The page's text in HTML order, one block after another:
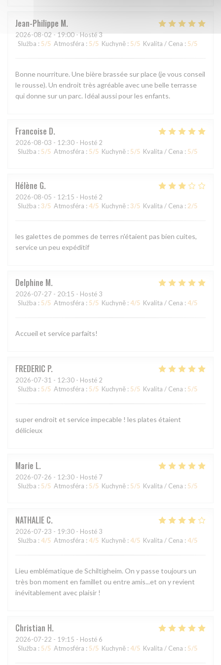
Jean-Philippe M
2026-08-02 - 19:00 - Hosté 3
Služba : 5/5 Atmosféra : 5/5 Kuchyně : 5/5 Kvalita / Cena : 5/5
Bonne nourriture. Une bière brassée sur place (je vous conseil
le rousse). Un endroit très agréable avec une belle terrasse
qui donne sur un parc. Idéal aussi pour les enfants.
Francoise D
2026-08-03 - 12:30 - Hosté 2
Služba : 5/5 Atmosféra : 5/5 Kuchyně : 5/5 Kvalita / Cena : 5/5
Hélène G
2026-08-05 - 12:15 - Hosté 2
Služba : 3/5 Atmosféra : 4/5 Kuchyně : 3/5 Kvalita / Cena : 2/5
les galettes de pommes de terres n'étaient pas bien cuites,
service un peu expéditif
Delphine M
2026-07-27 - 20:15 - Hosté 3
Služba : 5/5 Atmosféra : 5/5 Kuchyně : 4/5 Kvalita / Cena : 4/5
Accueil et service parfaits!
FREDERIC P
2026-07-31 - 12:30 - Hosté 2
Služba : 5/5 Atmosféra : 5/5 Kuchyně : 5/5 Kvalita / Cena : 5/5
super endroit et service impecable ! les plates étaient
délicieux
Marie L
2026-07-26 - 12:30 - Hosté 7
Služba : 5/5 Atmosféra : 5/5 Kuchyně : 5/5 Kvalita / Cena : 5/5
NATHALIE C
2026-07-23 - 19:30 - Hosté 3
Služba : 4/5 Atmosféra : 4/5 Kuchyně : 4/5 Kvalita / Cena : 4/5
Lieu emblématique de Schiltigheim. On y passe toujours un
très bon moment en famillet ou entre amis...et on y revient
inévitablement avec plaisir !
Christian H
2026-07-22 - 19:15 - Hosté 6
Služba : 5/5 Atmosféra : 5/5 Kuchyně : 4/5 Kvalita / Cena : 5/5